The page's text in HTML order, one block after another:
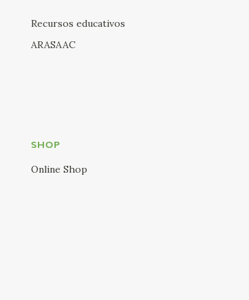
SHOP
Online Shop
Recursos educativos
ARASAAC